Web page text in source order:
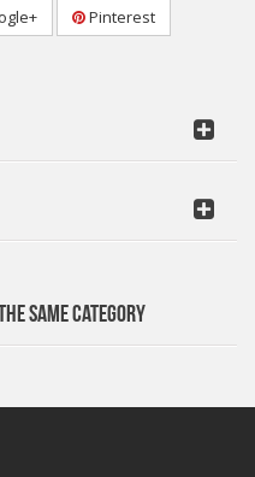
Pinterest
SAME CATEGORY